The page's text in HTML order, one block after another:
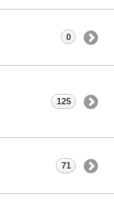
0
125
71